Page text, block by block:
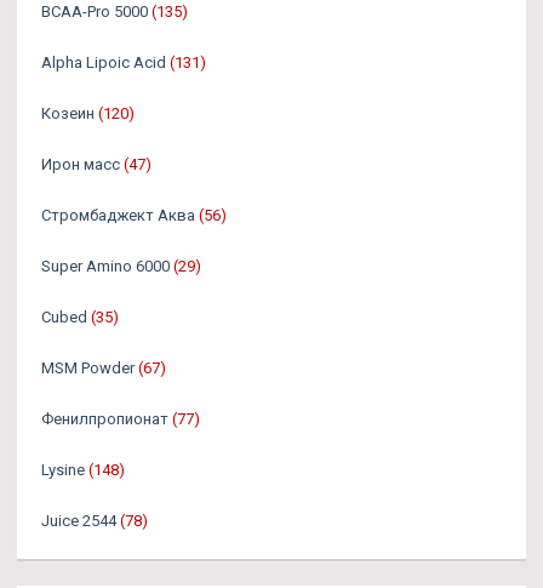
BCAA-Pro 5000 (135)
Alpha Lipoic Acid (131)
Козеин (120)
Ирон масс (47)
Стромбаджект Аква (56)
Super Amino 6000 (29)
Cubed (35)
MSM Powder (67)
Фенилпропионат (77)
Lysine (148)
Juice 2544 (78)